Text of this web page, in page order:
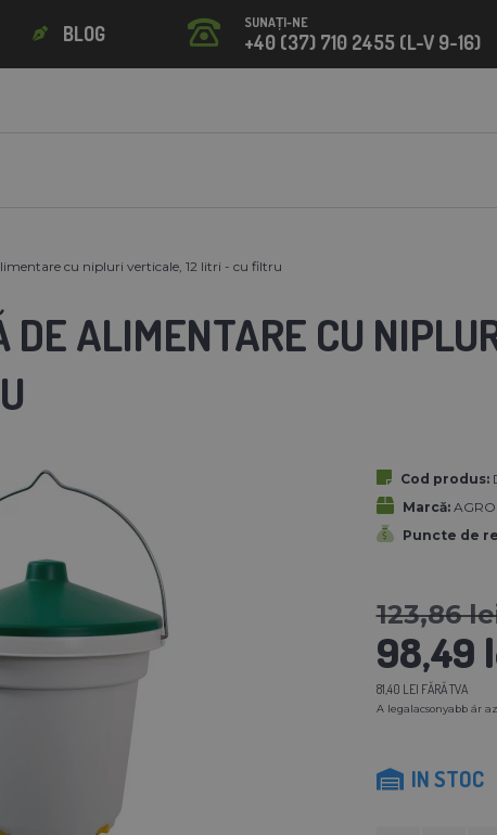
BLOG SUNAȚI-NE
+40 (37) 710 2455 (L-V 9-16)
cu nipluri verticale, 12 litri - cu filtru
DE ALIMENTARE CU
Cod produs:
Marcă:
Puncte de
123,86
98,49
81,40 LEI FĂRĂ TVA
A legalacsonyabb ár
IN STOC